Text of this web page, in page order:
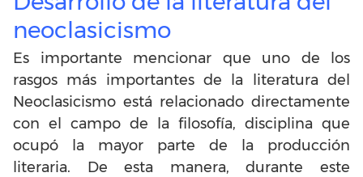
neoclasicismo
Es importante mencionar que uno de los
rasgos más importantes de la literatura del
Neoclasicismo está relacionado directamente
con el campo de la filosofía, disciplina que
ocupó la mayor parte de la producción
literaria. De esta manera, durante este